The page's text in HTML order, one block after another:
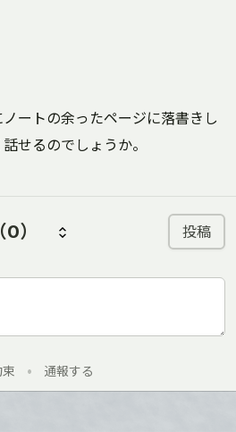
ートの余ったページに落書きし
せるのでしょうか。
（0） 投稿
束 • 通報する